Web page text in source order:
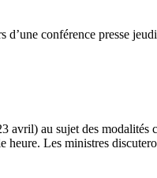
conférence presse
au sujet des modalités
heure. Les ministres